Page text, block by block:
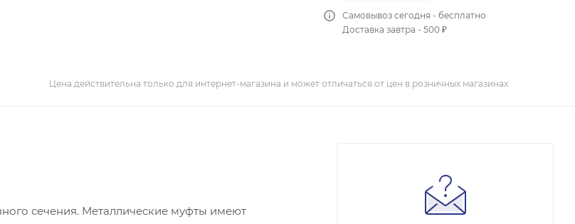
Самовывоз сегодня - бесплатно
Доставка завтра - 500 ₽
Цена действительна только для интернет-магазина и может отличаться от цен в розничных магазинах
сечения. Металлические муфты имеют